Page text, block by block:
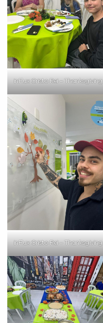
inFlux Cristo Rei – Thanksgiving
inFlux Cristo Rei – Thanksgiving